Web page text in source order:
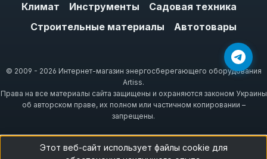
Климат
Инструменты
Садовая техника
Строительные материалы
Автотовары
© 2009 - 2026 Интернет-магазин энергосберегающего оборудования
Artiss.
Права на все материалы сайта защищены и охраняются законом Украины
об авторском праве, их полном или частичном копировании –
запрещены.
Этот веб-сайт использует файлы cookie для